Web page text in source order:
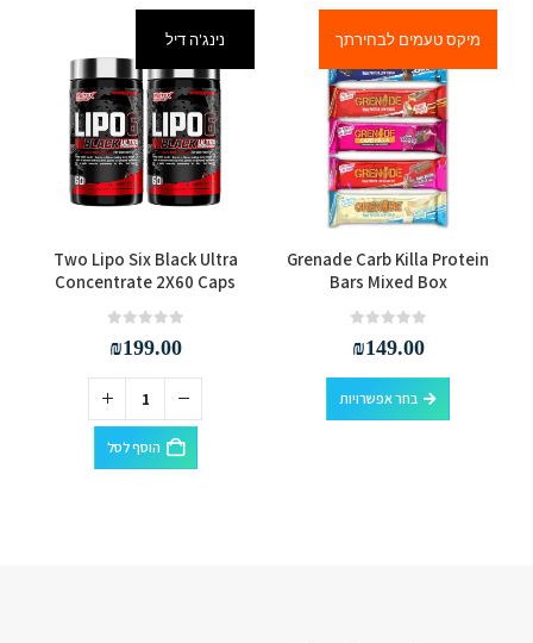
מיקס טעמים לבחירתך
למוצר זה יש מספר סוגים. ניתן לבחור את האפשרויות בעמוד המוצר
Grenade Carb Killa Protein
Bars Mixed Box
₪149.00
בחר אפשרויות
למוצר זה יש מספר סוגים. ניתן לבחור את האפשרויות בעמוד המוצר
נינג'ה דיל
Two Lipo Six Black Ultra
Concentrate 2X60 Caps
₪199.00
הוסף לסל